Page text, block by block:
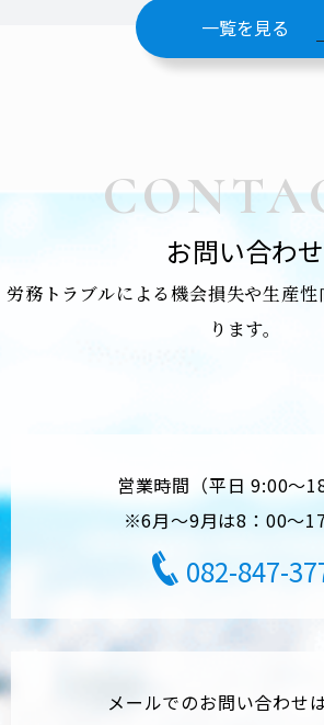
一覧を見る
お問い合わせ
労務トラブルによる機会損失や生産
ります。
営業時間（平日 9:00～
※6月～9月は8：00～
082-847-
メールでのお問い合わせ